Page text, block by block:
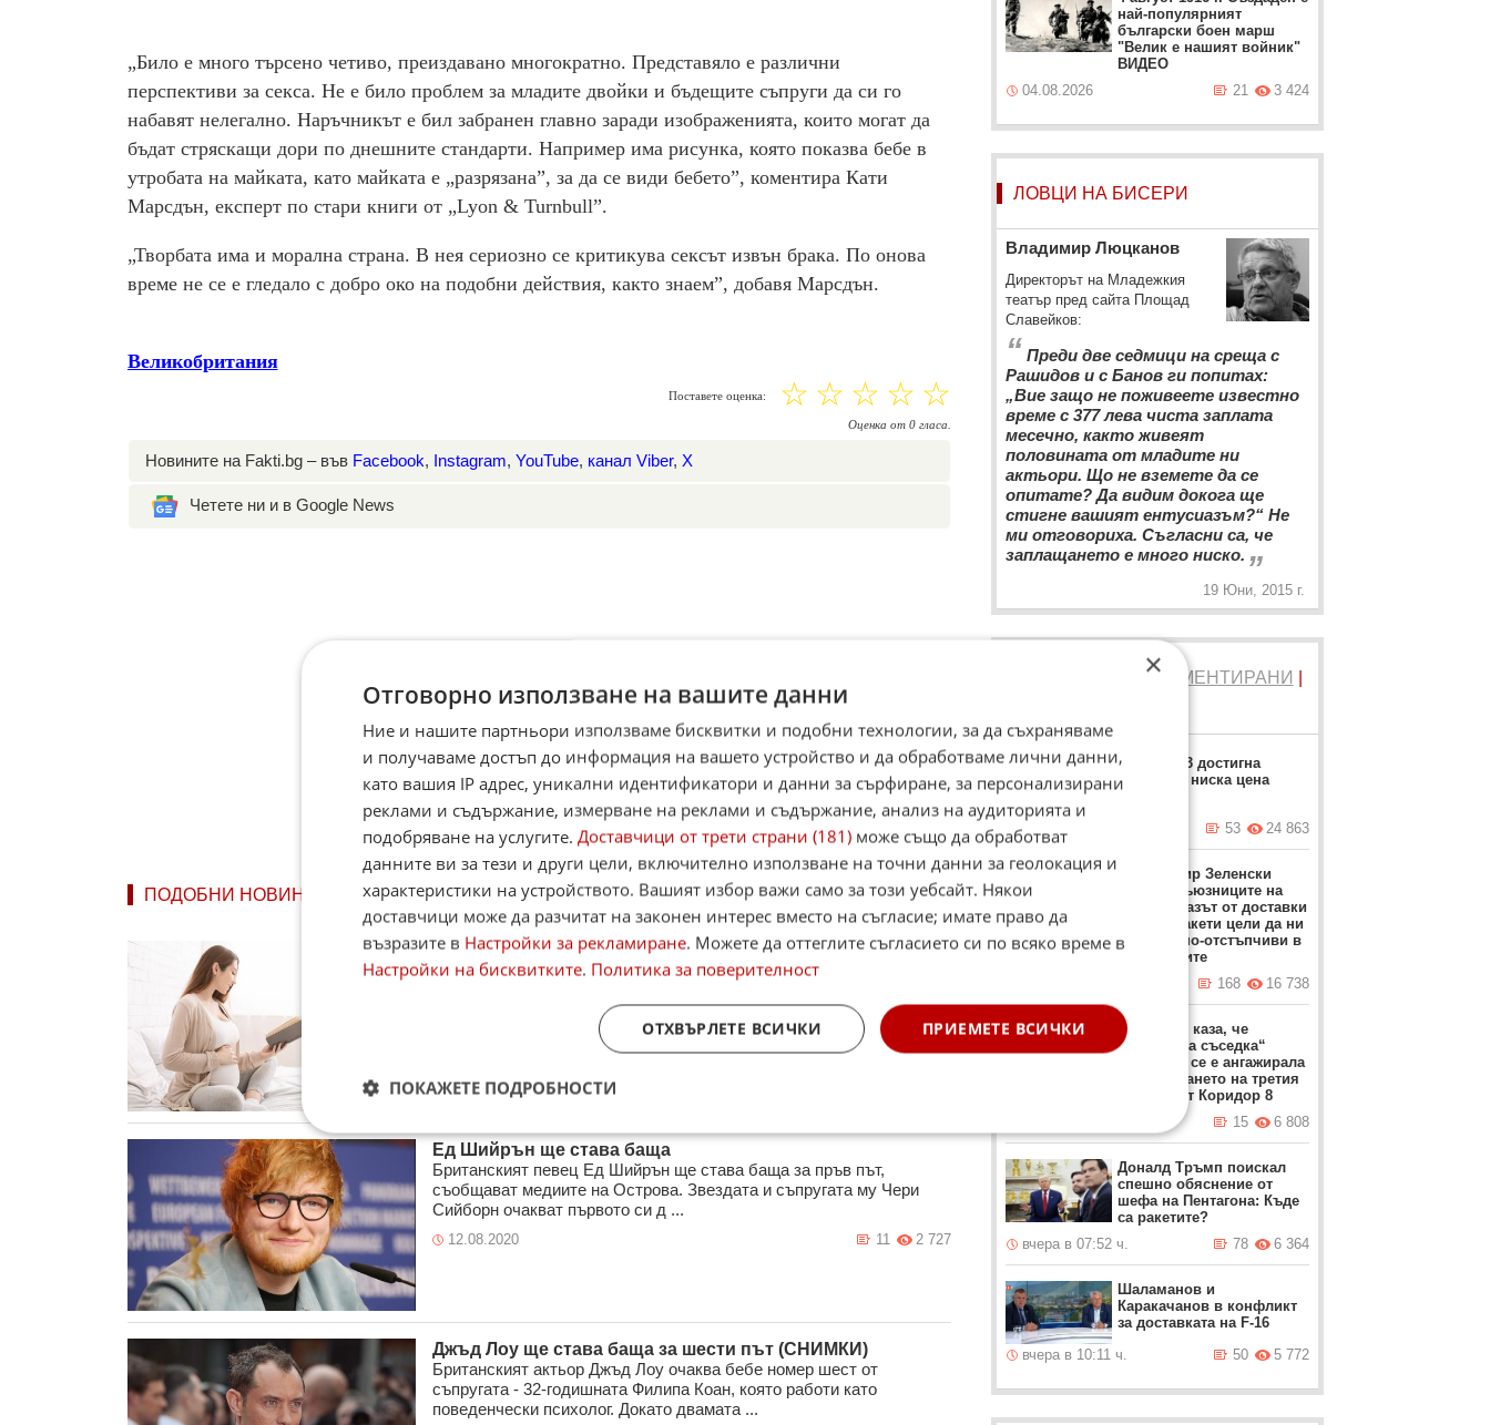
„Било е много търсено четиво, преиздавано многократно. Представяло е различни
перспективи за секса. Не е било проблем за младите двойки и бъдещите съпруги да си го
набавят нелегално. Наръчникът е бил забранен главно заради изображенията, които могат да
бъдат стряскащи дори по днешните стандарти. Например има рисунка, която показва бебе в
утробата на майката, като майката е „разрязана”, за да се види бебето”, коментира Кати
Марсдън, експерт по стари книги от „Lyon & Turnbull”.
„Творбата има и морална страна. В нея сериозно се критикува сексът извън брака. По онова
време не се е гледало с добро око на подобни действия, както знаем”, добавя Марсдън.
Великобритания
Поставете оценка: ☆
☆
☆
☆
☆
Оценка от 0гласа.
Новините на Fakti.bg – във Facebook, Instagram, YouTube, канал Viber, X
Четете ни и в Google News
ПОДОБНИ НОВИНИ
Защо четенето на приказки на глас по време на
бременността е много важно?
раждането, е много важно, защото по този начин детето развива не
само своите езикови умени ...
Ед Шийрън ще става баща
Британският певец Ед Шийрън ще става баща за пръв път,
съобщават медиите на Острова. Звездата и съпругата му Чери
Сийборн очакват първото си д ...
12.08.2020 2 727
11
Джъд Лоу ще става баща за шести път (СНИМКИ)
Британският актьор Джъд Лоу очаква бебе номер шест от
съпругата - 32-годишната Филипа Коан, която работи като
поведенчески психолог. Докато двамата ...
най-популярният
български боен марш
"Велик е нашият войник"
ВИДЕО
04.08.2026
3 424
21
ЛОВЦИ НА БИСЕРИ
Владимир Люцканов
Директорът на Младежкия
театър пред сайта Площад
Славейков:
“ Преди две седмици на среща с
Рашидов и с Банов ги попитах:
„Вие защо не поживеете известно
време с 377 лева чиста заплата
месечно, както живеят
половината от младите ни
актьори. Що не вземете да се
опитате? Да видим докога ще
стигне вашият ентусиазъм?“ Не
ми отговориха. Съгласни са, че
заплащането е много ниско. „
19 Юни, 2015 г.
| КОМЕНТИРАНИ
Москвич 3 достигна
рекордно ниска цена
24 863
53
Володимир Зеленски
обвини съюзниците на
Киев: Отказът от доставки
на ПВО ракети цели да ни
направи по-отстъпчиви в
преговорите
16 738
168
Мицкоски каза, че
„източната съседка“
България се е ангажирала
с изграждането на третия
участък от Коридор 8
6 808
15
Доналд Тръмп поискал
спешно обяснение от
шефа на Пентагона: Къде
са ракетите?
вчера в 07:52 ч.
6 364
78
Шаламанов и
Каракачанов в конфликт
за доставката на F-16
вчера в 10:11 ч.
5 772
50
×
Отговорно използване на вашите данни
Ние и нашите партньори използваме бисквитки и подобни технологии, за да съхраняваме
и получаваме достъп до информация на вашето устройство и да обработваме лични данни,
като вашия IP адрес, уникални идентификатори и данни за сърфиране, за персонализирани
реклами и съдържание, измерване на реклами и съдържание, анализ на аудиторията и
подобряване на услугите. Доставчици от трети страни (181) може също да обработват
данните ви за тези и други цели, включително използване на точни данни за геолокация и
характеристики на устройството. Вашият избор важи само за този уебсайт. Някои
доставчици може да разчитат на законен интерес вместо на съгласие; имате право да
възразите в Настройки за рекламиране. Можете да оттеглите съгласието си по всяко време в
Настройки на бисквитките. Политика за поверителност
ПРИЕМЕТЕ ВСИЧКИ
ОТХВЪРЛЕТЕ ВСИЧКИ
ПОКАЖЕТЕ ПОДРОБНОСТИ